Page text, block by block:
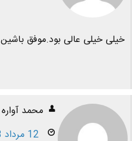
خیلی خیلی عالی بود.موفق باشین
محمد آواره
12 مرداد 1393